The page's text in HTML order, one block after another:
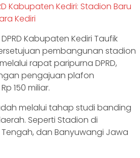
Kabupaten Kediri: Stadion Baru
Kediri
Kabupaten Kediri Taufik
pembangunan stadion
rapat paripurna DPRD,
pengajuan plafon
150 miliar.
melalui tahap studi banding
Seperti Stadion di
dan Banyuwangi Jawa